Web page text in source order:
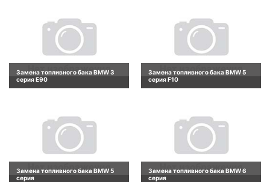
Замена топливного бака BMW 3
серия E90
Замена топливного бака BMW 5
серия F10
Замена топливного бака BMW 5
серия
Замена топливного бака BMW 6
серия